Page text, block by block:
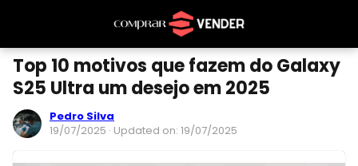
Top 10 motivos que fazem do Galaxy
S25 Ultra um desejo em 2025
Pedro Silva
19/07/2025 · Updated on: 19/07/2025